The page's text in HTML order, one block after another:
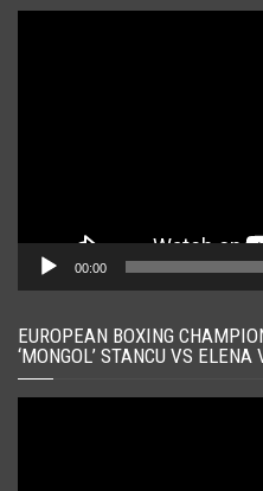
00:00
EUROPEAN BOXING
‘MONGOL’ STANCU VS